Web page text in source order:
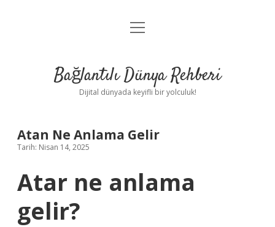
Anasayfa
Yasal Uyarı
menüyü
Bağlantılı Dünya Rehberi
Dijital dünyada keyifli bir yolculuk!
Atan Ne Anlama Gelir
Tarih: Nisan 14, 2025
Atar ne anlama
gelir?